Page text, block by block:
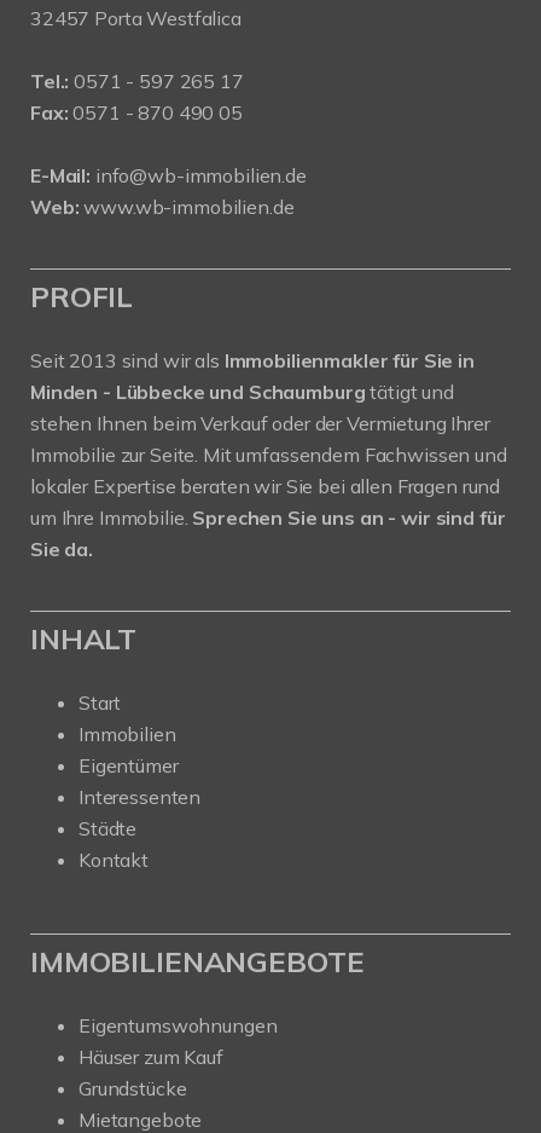
32457 Porta Westfalica
Tel.: 0571 - 597 265 17
Fax: 0571 - 870 490 05
E-Mail: info@wb-immobilien.de
Web: www.wb-immobilien.de
PROFIL
Seit 2013 sind wir als Immobilienmakler für Sie in
Minden - Lübbecke und Schaumburgtätigt und
stehen Ihnen beim Verkauf oder der Vermietung Ihrer
Immobilie zur Seite. Mit umfassendem Fachwissen und
lokaler Expertise beraten wir Sie bei allen Fragen rund
um Ihre Immobilie. Sprechen Sie uns an - wir sind für
Sie da.
INHALT
Start
Immobilien
Eigentümer
Interessenten
Städte
Kontakt
IMMOBILIENANGEBOTE
Eigentumswohnungen
Häuser zum Kauf
Grundstücke
Mietangebote